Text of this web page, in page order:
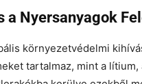
a Nyersanyagok
környezetvédelmi
tartalmaz, mint a lítium,